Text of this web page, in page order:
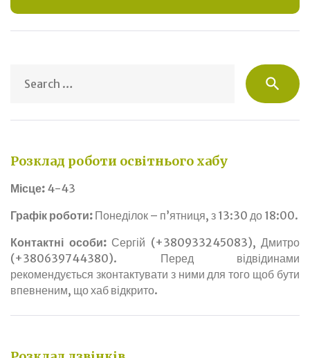
search
Розклад роботи освітнього хабу
Місце: 4-43
Графік роботи: Понеділок – п’ятниця, з 13:30 до 18:00.
Контактні особи:Сергій (+380933245083), Дмитро
(+380639744380). Перед відвідинами
рекомендується зконтактувати з ними для того щоб бути
впевненим, що хаб відкрито.